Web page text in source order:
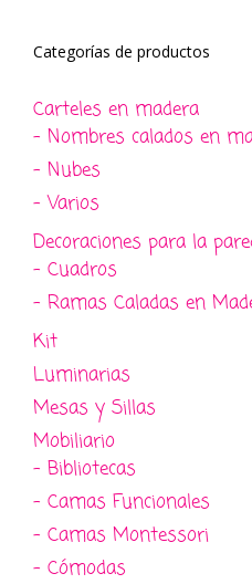
Categorías de productos
Carteles en madera
- Nombres calados en
- Nubes
- Varios
Decoraciones para la
- Cuadros
- Ramas Caladas en
Kit
Luminarias
Mesas y Sillas
Mobiliario
- Bibliotecas
- Camas Funcionales
- Camas Montessori
- Cómodas